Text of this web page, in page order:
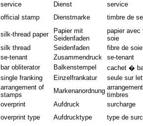
service Dienst
service
official stamp Dienstmarke
timbre de
silk-thread paper
Papier mit
Seidenfaden
papier avec
soie
silk thread Seidenfaden
fibre de soie
se-tenant Zusammendruck
se-tenant
bar obliterator Balkenstempel
cachet �
single franking Einzelfrankatur
seule sur
arrangement of
stamps
Markenanordnung
timbres
overprint Aufdruck
surcharge
overprint type Aufdrucktype
type de